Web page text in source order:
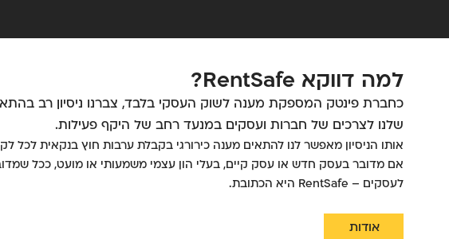
למה דווקא RentSafe?
כחברת פינטק המספקת מענה לשוק העסקי בלבד, צברנו ניסיון רב
שלנו לצרכים של חברות ועסקים במנעד רחב של היקף פעילות.
אותו הניסיון מאפשר לנו להתאים מענה כירורגי בקבלת ערבות חוץ בנקאית לכל
אם מדובר בעסק חדש או עסק קיים, בעלי הון עצמי משמעותי או מועט, ככל
לעסקים – RentSafe היא הכתובת.
אודות